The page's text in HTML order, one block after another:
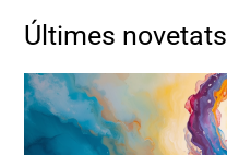
Últimes novetats